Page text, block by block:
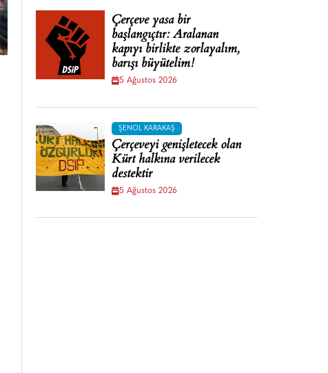
Çerçeve yasa bir
başlangıçtır: Aralanan
kapıyı birlikte zorlayalım,
barışı büyütelim!
5 Ağustos 2026
ŞENOL KARAKAŞ
Çerçeveyi genişletecek olan
Kürt halkına verilecek
destektir
5 Ağustos 2026